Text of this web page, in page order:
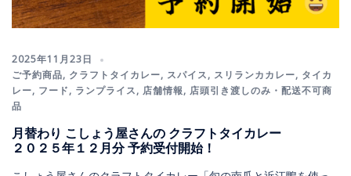
2025年11月23日
ご予約商品, クラフトタイカレー, スパイス, スリランカカレー, タイカ
レー, フード, ランプライス, 店舗情報, 店頭引き渡しのみ・配送不可商
品
月替わり こしょう屋さんの クラフトタイカレー
２０２５年１２月分 予約受付開始！